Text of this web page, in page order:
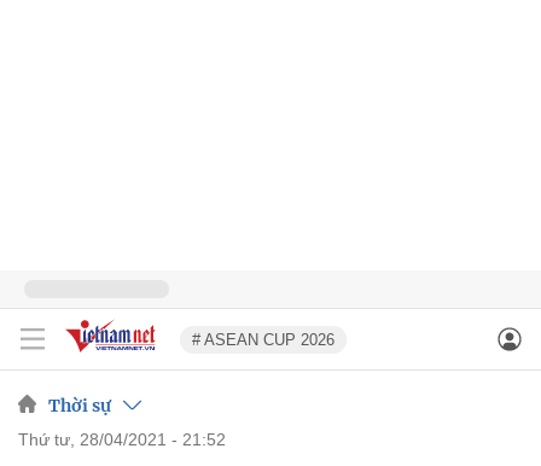
# ASEAN CUP 2026
Thời sự
thứ tư, 28/04/2021 - 21:52